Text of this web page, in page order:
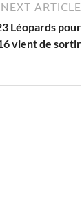
NEXT ARTICLE
Léopards pour
vient de sortir